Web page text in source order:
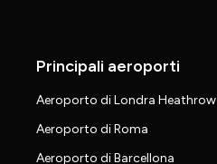
Principali aeroporti
Aeroporto di Londra Heathrow
Aeroporto di Roma
Aeroporto di Barcellona